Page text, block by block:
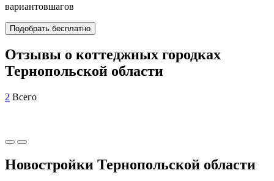
вариантовшагов
Подобрать бесплатно
Отзывы о коттеджных городках
Тернопольской области
2 Всего
Новостройки Тернопольской области